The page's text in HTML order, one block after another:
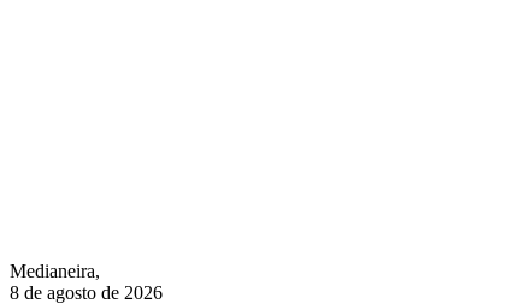
Medianeira,
8 de agosto de 2026